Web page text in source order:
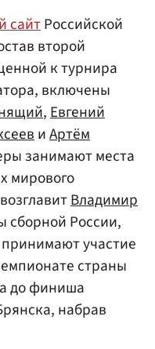
сайтРоссийской
второй
к турнира
включены
,Евгений
иАртём
занимают места
мирового
Владимир
сборной России,
участие
страны
до финиша
набрав